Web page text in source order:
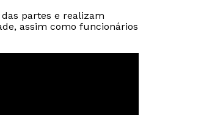
partes e realizam
assim como funcionários